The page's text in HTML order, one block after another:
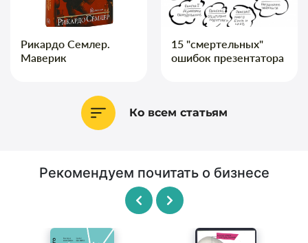
Рикардо Семлер.
Маверик
15 "смертельных"
ошибок презентатора
Ко всем статьям
Рекомендуем почитать о бизнесе